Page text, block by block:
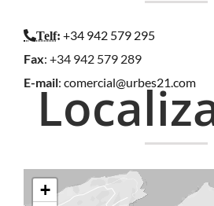
+
Telf: +34 942 579 295
Fax: +34 942 579 289
E-mail: comercial@urbes21.com